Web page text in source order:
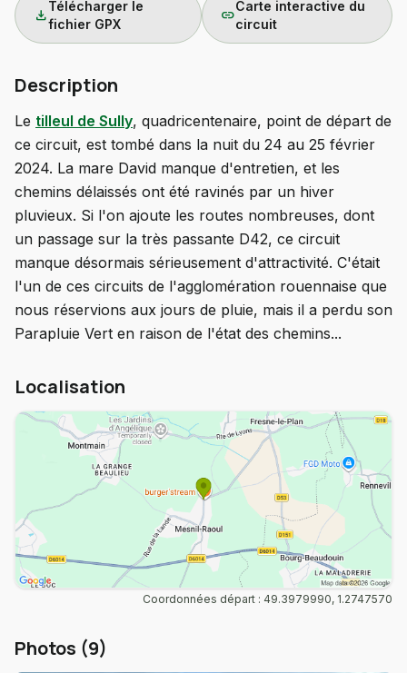
download
Télécharger le
fichier GPX
link
Carte interactive du
circuit
Description
Le tilleul de Sully, quadricentenaire, point de départ de
ce circuit, est tombé dans la nuit du 24 au 25 février
2024. La mare David manque d'entretien, et les
chemins délaissés ont été ravinés par un hiver
pluvieux. Si l'on ajoute les routes nombreuses, dont
un passage sur la très passante D42, ce circuit
manque désormais sérieusement d'attractivité. C'était
l'un de ces circuits de l'agglomération rouennaise que
nous réservions aux jours de pluie, mais il a perdu son
Parapluie Vert en raison de l'état des chemins...
Localisation
Coordonnées départ : 49.3979990, 1.2747570
Photos (9)